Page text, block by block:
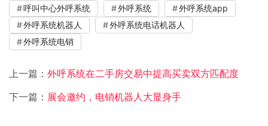
呼叫中心外呼系统
外呼系统
外呼系统app
外呼系统机器人
外呼系统电话机器人
外呼系统电销
上一篇： 外呼系统在二手房交易中提高买卖双方匹配度
下一篇： 展会邀约，电销机器人大显身手